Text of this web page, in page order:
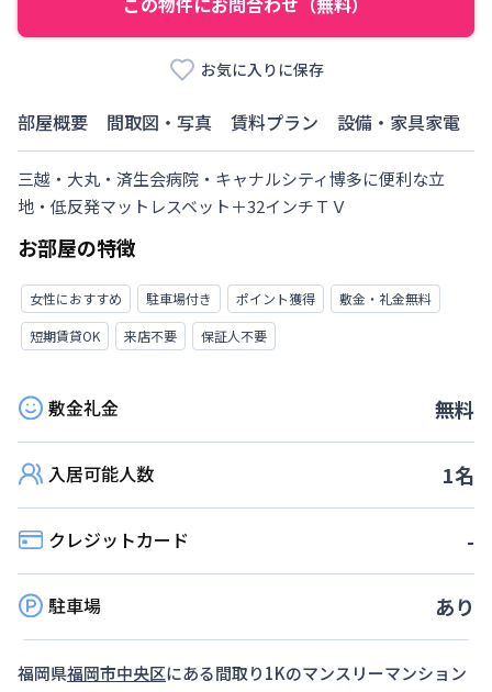
お気に入りに保存
部屋概要 間取図・写真 賃料プラン 設備・家具家電
三越・大丸・済生会病院・キャナルシティ博多に便利な立
地・低反発マットレスベット＋32インチＴＶ
お部屋の特徴
女性におすすめ 駐車場付き ポイント獲得
敷金・礼金無料
短期賃貸OK
来店不要 保証人不要
敷金礼金 無料
入居可能人数 1名
クレジットカード -
駐車場 あり
福岡県福岡市中央区にある間取り1Kのマンスリーマンション